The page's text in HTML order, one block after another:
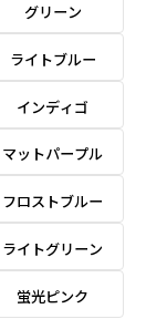
グリーン
ライトブルー
インディゴ
マットパープル
フロストブルー
ライトグリーン
蛍光ピンク
指定くだ
+1,598円
ご確認のお
ます。
画のファ
さい。
+1,798
ご確認のお
ます。
、注文が増
の外観の邪魔
す。
、注文が増
の外観の邪魔
す。
きください
ナー用チチ
2下2）